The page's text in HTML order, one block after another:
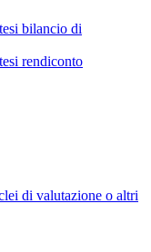
bilancio di
rendiconto
di valutazione o altri